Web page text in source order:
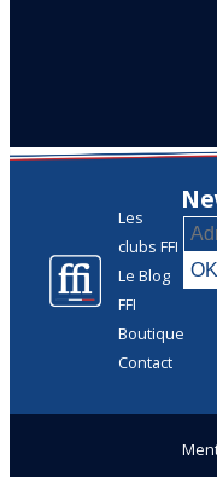
Les
clubs FFI
Le Blog
FFI
Boutique
Contact